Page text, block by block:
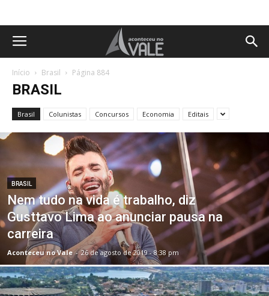
Início Brasil Página 884
BRASIL
Brasil Colunistas Concursos Economia Editais
BRASIL
Nem tudo na vida é trabalho, diz
Gusttavo Lima ao anunciar pausa na
carreira
Aconteceu no Vale - 26 de agosto de 2019 - 8:38 pm